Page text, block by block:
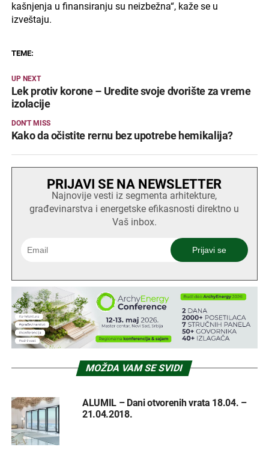
kašnjenja u finansiranju su neizbežna“, kaže se u
izveštaju.
TEME:
UP NEXT
Lek protiv korone – Uredite svoje dvorište za vreme
izolacije
DON'T MISS
Kako da očistite rernu bez upotrebe hemikalija?
PRIJAVI SE NA NEWSLETTER
Najnovije vesti iz segmenta arhitekture,
građevinarstva i energetske efikasnosti direktno u
Vaš inbox.
MOŽDA VAM SE SVIDI
ALUMIL – Dani otvorenih vrata 18.04. –
21.04.2018.